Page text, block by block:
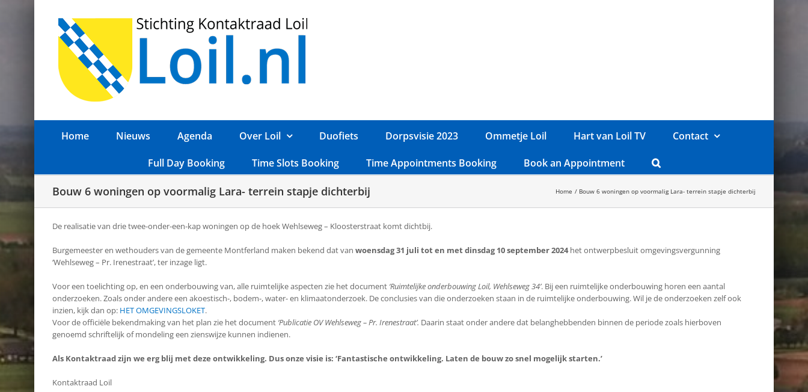
Home Nieuws Agenda Over Loil Duofiets Dorpsvisie 2023 Ommetje Loil Hart van Loil TV Contact
Full Day Booking Time Slots Booking Time Appointments Booking Book an Appointment
Bouw 6 woningen op voormalig Lara- terrein stapje dichterbij Home Bouw 6 woningen op voormalig Lara- terrein stapje dichterbij
De realisatie van drie twee-onder-een-kap woningen op de hoek Wehlseweg – Kloosterstraat komt dichtbij.
Burgemeester en wethouders van de gemeente Montferland maken bekend dat van woensdag 31 juli tot en met dinsdag 10 september 2024het ontwerpbesluit omgevingsvergunning
‘Wehlseweg – Pr. Irenestraat’, ter inzage ligt.
Voor een toelichting op, en een onderbouwing van, alle ruimtelijke aspecten zie het document ‘Ruimtelijke onderbouwing Loil, Wehlseweg 34’. Bij een ruimtelijke onderbouwing horen een aantal
onderzoeken. Zoals onder andere een akoestisch-, bodem-, water- en klimaatonderzoek. De conclusies van die onderzoeken staan in de ruimtelijke onderbouwing. Wil je de onderzoeken zelf ook
inzien, kijk dan op: HET OMGEVINGSLOKET.
Voor de officiële bekendmaking van het plan zie het document ‘Publicatie OV Wehlseweg – Pr. Irenestraat’. Daarin staat onder andere dat belanghebbenden binnen de periode zoals hierboven
genoemd schriftelijk of mondeling een zienswijze kunnen indienen.
Als Kontaktraad zijn we erg blij met deze ontwikkeling. Dus onze visie is: ‘Fantastische ontwikkeling. Laten de bouw zo snel mogelijk starten.’
Kontaktraad Loil